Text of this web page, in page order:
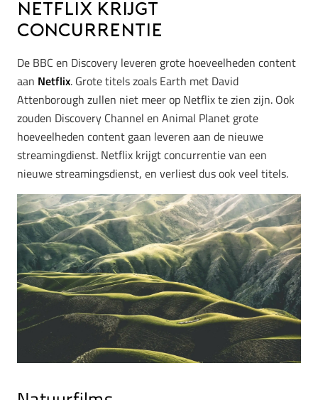
Netflix krijgt
concurrentie
De BBC en Discovery leveren grote hoeveelheden content
aan Netflix. Grote titels zoals Earth met David
Attenborough zullen niet meer op Netflix te zien zijn. Ook
zouden Discovery Channel en Animal Planet grote
hoeveelheden content gaan leveren aan de nieuwe
streamingdienst. Netflix krijgt concurrentie van een
nieuwe streamingsdienst, en verliest dus ook veel titels.